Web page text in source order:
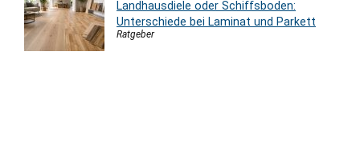
Landhausdiele oder Schiffsboden:
Unterschiede bei Laminat und Parkett
Ratgeber